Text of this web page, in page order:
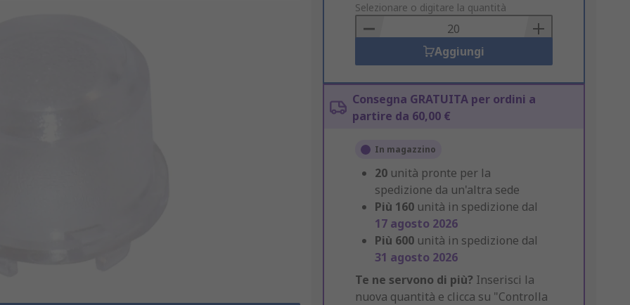
to
Basket
Selezionare o digitare la quantità
Aggiungi
Consegna GRATUITA per ordini a
partire da 60,00 €
In magazzino
20 unità pronte per la
spedizione da un'altra sede
Più 160 unità in spedizione dal
17 agosto 2026
Più 600 unità in spedizione dal
31 agosto 2026
Te ne servono di più? Inserisci la
nuova quantità e clicca su "Controlla